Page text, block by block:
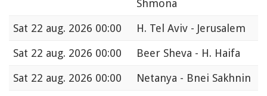
Shmona
Sat 22 aug. 2026 00:00
H. Tel Aviv - Jerusalem
Sat 22 aug. 2026 00:00
Beer Sheva - H. Haifa
Sat 22 aug. 2026 00:00
Netanya - Bnei Sakhnin